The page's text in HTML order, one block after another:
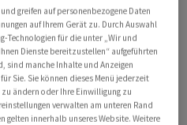
sich für einen Euro dann
grosse Teuerungswelle
Deutschland nach Beginn
gegen die Ukraine
gestiegene
greifen auf personenbezogene Daten
auf Ihrem Gerät zu. Durch Auswahl
Technologien für die unter „Wir und
Dienste bereitzustellen“ aufgeführten
sind manche Inhalte und Anzeigen
Sie. Sie können dieses Menü jederzeit
ändern oder Ihre Einwilligung zu
verwalten am unteren Rand
gelten innerhalb unseres Website. Weitere